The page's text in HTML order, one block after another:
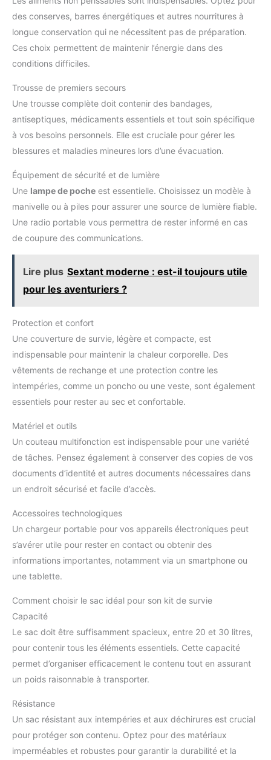
des conserves, barres énergétiques et autres nourritures à
longue conservation qui ne nécessitent pas de préparation.
Ces choix permettent de maintenir l’énergie dans des
conditions difficiles.
Trousse de premiers secours
Une trousse complète doit contenir des bandages,
antiseptiques, médicaments essentiels et tout soin spécifique
à vos besoins personnels. Elle est cruciale pour gérer les
blessures et maladies mineures lors d’une évacuation.
Équipement de sécurité et de lumière
Une lampe de poche est essentielle. Choisissez un modèle à
manivelle ou à piles pour assurer une source de lumière fiable.
Une radio portable vous permettra de rester informé en cas
de coupure des communications.
Lire plus Sextant moderne : est-il toujours utile
pour les aventuriers ?
Protection et confort
Une couverture de survie, légère et compacte, est
indispensable pour maintenir la chaleur corporelle. Des
vêtements de rechange et une protection contre les
intempéries, comme un poncho ou une veste, sont également
essentiels pour rester au sec et confortable.
Matériel et outils
Un couteau multifonction est indispensable pour une variété
de tâches. Pensez également à conserver des copies de vos
documents d’identité et autres documents nécessaires dans
un endroit sécurisé et facile d’accès.
Accessoires technologiques
Un chargeur portable pour vos appareils électroniques peut
s’avérer utile pour rester en contact ou obtenir des
informations importantes, notamment via un smartphone ou
une tablette.
Comment choisir le sac idéal pour son kit de survie
Capacité
Le sac doit être suffisamment spacieux, entre 20 et 30 litres,
pour contenir tous les éléments essentiels. Cette capacité
permet d’organiser efficacement le contenu tout en assurant
un poids raisonnable à transporter.
Résistance
Un sac résistant aux intempéries et aux déchirures est crucial
pour protéger son contenu. Optez pour des matériaux
imperméables et robustes pour garantir la durabilité et la